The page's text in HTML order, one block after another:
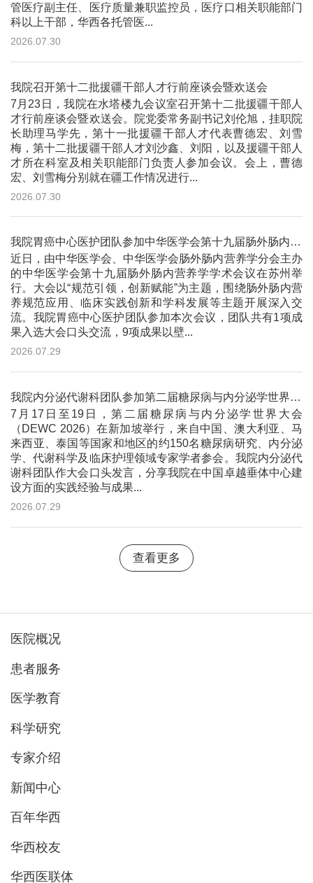
管医疗副主任、医疗质量兼职监控员，医疗口相关职能部门
科以上干部，华西各托管医...
2026.07.30
我院召开第十二批援疆干部人才行前座谈会暨欢送会
7月23日，我院在水塔楼九会议室召开第十二批援疆干部人
才行前座谈会暨欢送会。院党委常务副书记刘伦旭，挂职院
长助理马学先，第十一批援疆干部人才代表曹德宏、刘雪
梅，第十二批援疆干部人才刘沙鑫、刘阳，以及援疆干部人
才所在科室及相关职能部门负责人参加会议。会上，曹德
宏、刘雪梅分别就在疆工作情况进行...
2026.07.30
我院胃癌中心医护团队参加中华医学会第十九届肠外肠内营养学学术会议并作大会交流
近日，由中华医学会、中华医学会肠外肠内营养学分会主办
的中华医学会第十九届肠外肠内营养学学术会议在苏州举
行。大会以“规范引领，创新赋能”为主题，围绕肠外肠内营
养规范应用、临床实践创新和学科发展等主题开展深入交
流。我院胃癌中心医护团队参加本次会议，团队共有1项成
果入选大会口头交流，9项成果以壁...
2026.07.29
我院内分泌代谢科团队参加第二届糖尿病与内分泌学世界大会（DEWC 2026）
7月17日至19日，第二届糖尿病与内分泌学世界大会
（DEWC 2026）在新加坡举行，来自中国、澳大利亚、马
来西亚、泰国等国家和地区的约150名糖尿病研究、内分泌
学、代谢科学及临床护理领域专家学者参会。我院内分泌代
谢科团队作大会口头发言，分享我院在中国卓越垂体中心建
设方面的实践经验与成果...
2026.07.29
查看更多
医院概况
患者服务
医学教育
科学研究
专家介绍
新闻中心
百年华西
华西校友
华西医联体